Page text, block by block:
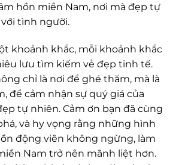
hồn miền Nam, nơi mà đẹp tự
tình người.
khoảnh khắc, mỗi khoảnh khắc
lưu tìm kiếm vẻ đẹp tinh tế.
chỉ là nơi để ghé thăm, mà là
để cảm nhận sự quý giá của
tự nhiên. Cảm ơn bạn đã cùng
và hy vọng rằng những hình
động viên không ngừng, làm
Nam trở nên mãnh liệt hơn.